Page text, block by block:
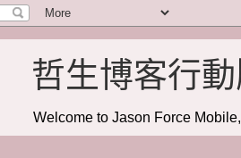
哲生博客行
Welcome to Jason Force